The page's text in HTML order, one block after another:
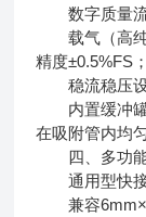
数字质量流
载气（高纯
精度±0.5%FS；
稳流稳压设
内置缓冲罐
在吸附管内均
四、多功能
通用型快接
兼容